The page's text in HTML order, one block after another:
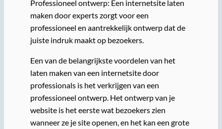
Professioneel ontwerp: Een internetsite laten
maken door experts zorgt voor een
professioneel en aantrekkelijk ontwerp dat de
juiste indruk maakt op bezoekers.
Een van de belangrijkste voordelen van het
laten maken van een internetsite door
professionals is het verkrijgen van een
professioneel ontwerp. Het ontwerp van je
website is het eerste wat bezoekers zien
wanneer ze je site openen, en het kan een grote